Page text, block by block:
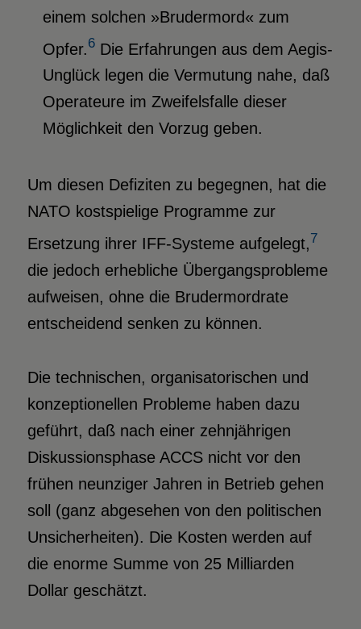
einem solchen »Brudermord« zum
Opfer. 6Die Erfahrungen aus dem Aegis-
Unglück legen die Vermutung nahe, daß
Operateure im Zweifelsfalle dieser
Möglichkeit den Vorzug geben.
Um diesen Defiziten zu begegnen, hat die
NATO kostspielige Programme zur
Ersetzung ihrer IFF-Systeme aufgelegt,7
die jedoch erhebliche Übergangsprobleme
aufweisen, ohne die Brudermordrate
entscheidend senken zu können.
Die technischen, organisatorischen und
konzeptionellen Probleme haben dazu
geführt, daß nach einer zehnjährigen
Diskussionsphase ACCS nicht vor den
frühen neunziger Jahren in Betrieb gehen
soll (ganz abgesehen von den politischen
Unsicherheiten). Die Kosten werden auf
die enorme Summe von 25 Milliarden
Dollar geschätzt.